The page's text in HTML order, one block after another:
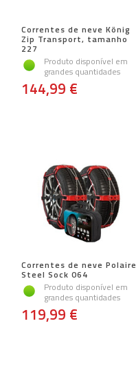
Correntes de neve König
Zip Transport, tamanho
227
Produto disponível em
grandes quantidades
144,99 €
Correntes de neve Polaire
Steel Sock 064
Produto disponível em
grandes quantidades
119,99 €